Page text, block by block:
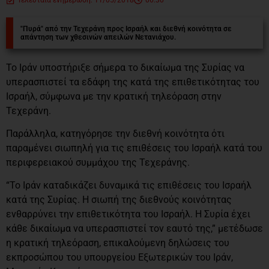
"Πυρά" από την Τεχεράνη προς Ισραήλ και διεθνή κοινότητα σε
απάντηση των χθεσινών απειλών Νετανιάχου.
Το Ιράν υποστήριξε σήμερα το δικαίωμα της Συρίας να
υπερασπιστεί τα εδάφη της κατά της επιθετικότητας του
Ισραήλ, σύμφωνα με την κρατική τηλεόραση στην
Τεχεράνη.
Παράλληλα, κατηγόρησε την διεθνή κοινότητα ότι
παραμένει σιωπηλή για τις επιθέσεις του Ισραήλ κατά του
περιφερειακού συμμάχου της Τεχεράνης.
“Το Ιράν καταδικάζει δυναμικά τις επιθέσεις του Ισραήλ
κατά της Συρίας. Η σιωπή της διεθνούς κοινότητας
ενθαρρύνει την επιθετικότητα του Ισραήλ. Η Συρία έχει
κάθε δικαίωμα να υπερασπιστεί τον εαυτό της,” μετέδωσε
η κρατική τηλεόραση, επικαλούμενη δηλώσεις του
εκπροσώπου του υπουργείου Εξωτερικών του Ιράν,